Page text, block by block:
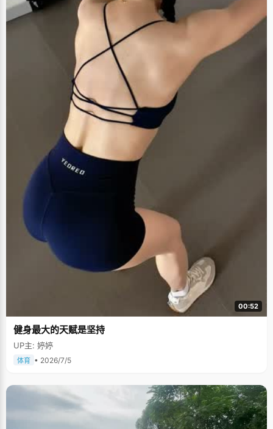
00:52
健身最大的天赋是坚持
UP主: 婷婷
体育 • 2026/7/5